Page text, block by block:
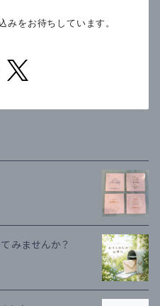
みをお待ちしています。
みませんか？